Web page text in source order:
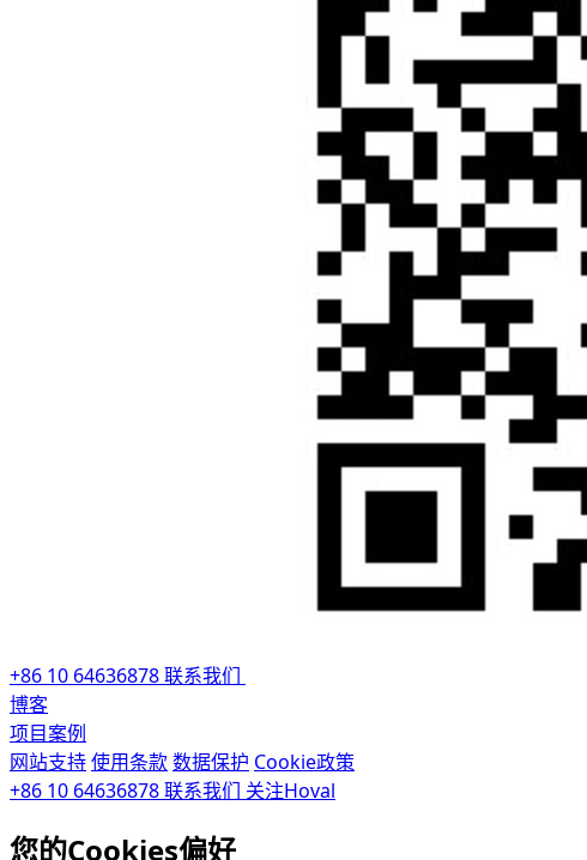
+86 10 64636878联系我们
博客
项目案例
网站支持使用条款数据保护 Cookie政策
+86 10 64636878联系我们 关注Hoval
您的Cookies偏好